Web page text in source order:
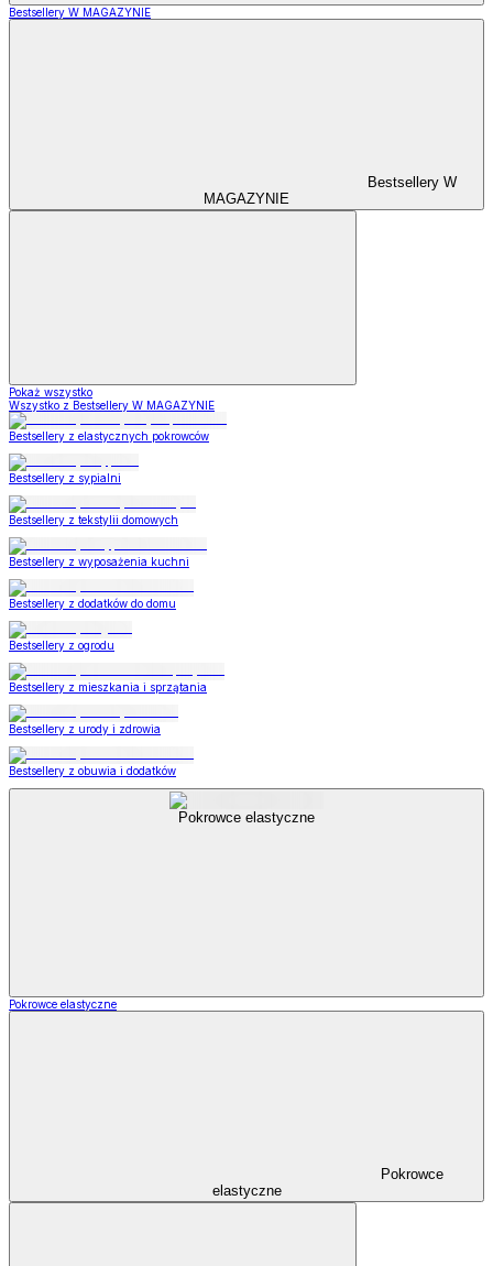
Bestsellery W MAGAZYNIE
Bestsellery W
MAGAZYNIE
Pokaż wszystko
Wszystko z Bestsellery W MAGAZYNIE
Bestsellery z elastycznych pokrowców
Bestsellery z sypialni
Bestsellery z tekstylii domowych
Bestsellery z wyposażenia kuchni
Bestsellery z dodatków do domu
Bestsellery z ogrodu
Bestsellery z mieszkania i sprzątania
Bestsellery z urody i zdrowia
Bestsellery z obuwia i dodatków
Pokrowce elastyczne
Pokrowce elastyczne
Pokrowce
elastyczne